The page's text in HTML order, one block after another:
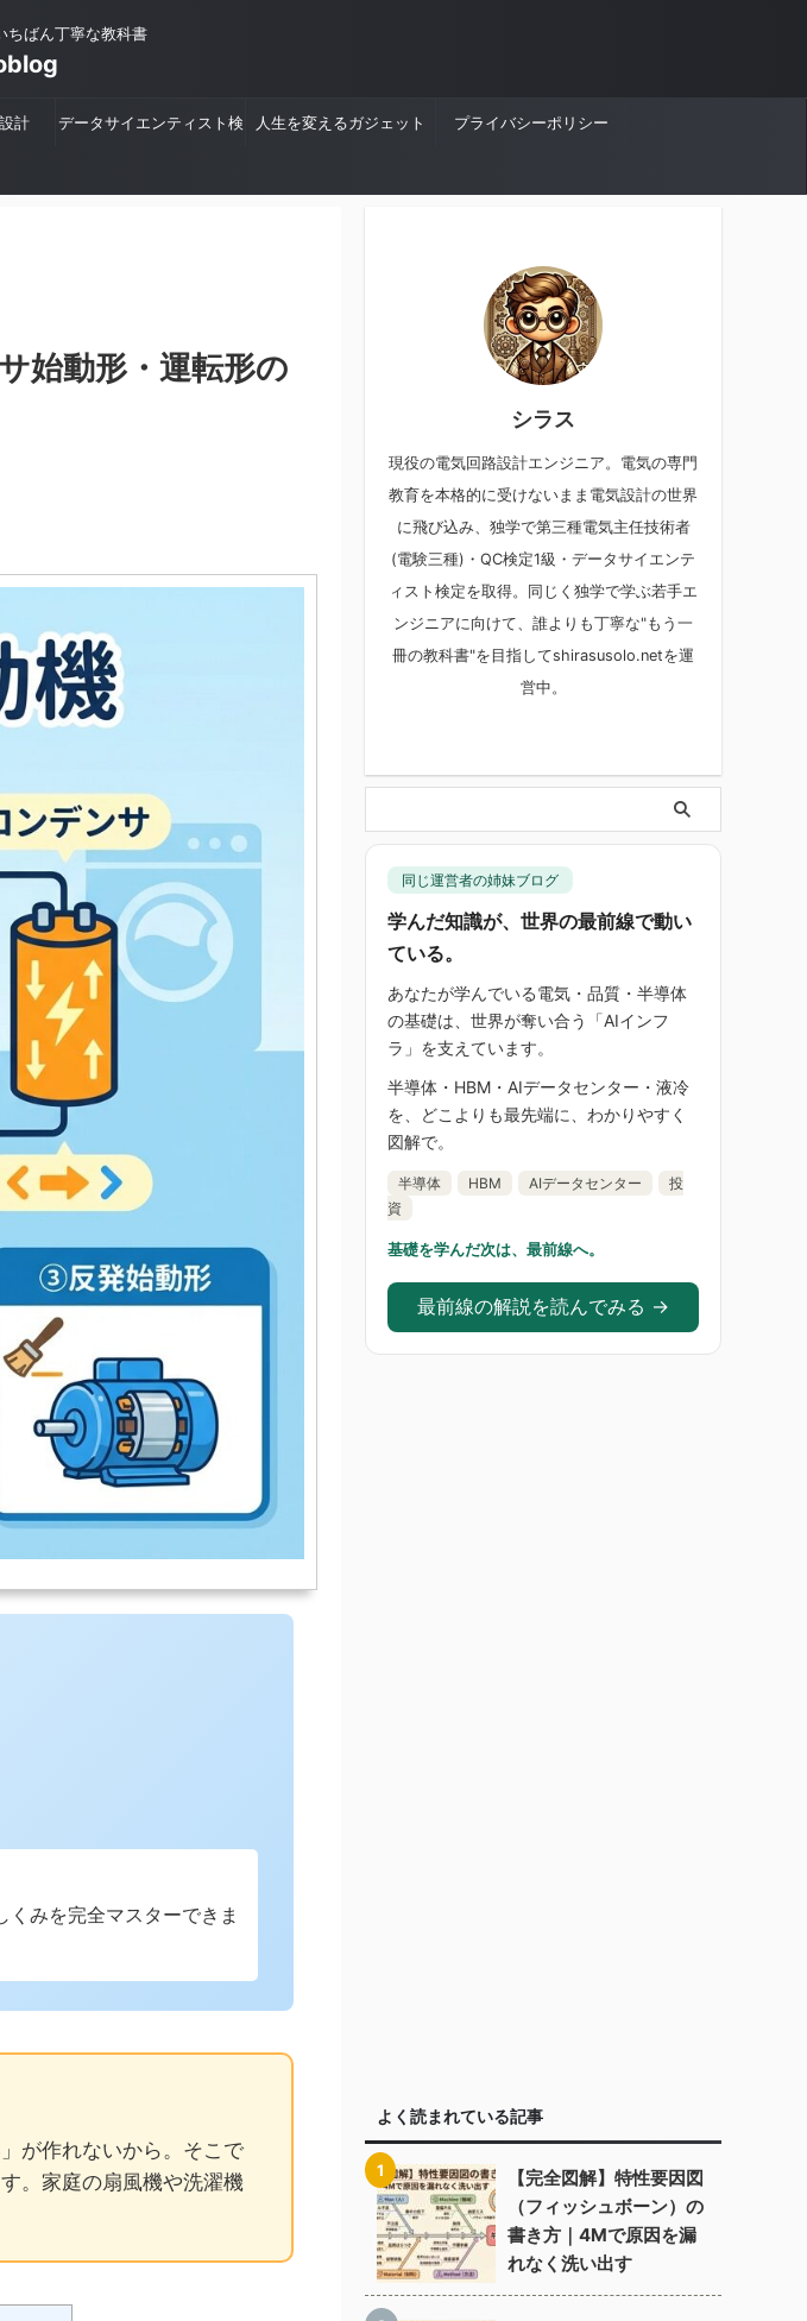
ちばん丁寧な教科書
計 データサイエンティスト検 人生を変えるガジェット プライバシーポリシー
始動形・運転形の
くみを完全マスターできま
が作れないから。そこで
。家庭の扇風機や洗濯機
シラス
現役の電気回路設計エンジニア。電気の専門
教育を本格的に受けないまま電気設計の世界
に飛び込み、独学で第三種電気主任技術者
(電験三種)・QC検定1級・データサイエンテ
ィスト検定を取得。同じく独学で学ぶ若手エ
ンジニアに向けて、誰よりも丁寧な"もう一
冊の教科書"を目指してshirasusolo.netを運
営中。
同じ運営者の姉妹ブログ
学んだ知識が、世界の最前線で動い
ている。
あなたが学んでいる電気・品質・半導体
の基礎は、世界が奪い合う「AIインフ
ラ」を支えています。
半導体・HBM・AIデータセンター・液冷
を、どこよりも最先端に、わかりやすく
図解で。
半導体 HBM AIデータセンター
投
資
基礎を学んだ次は、最前線へ。
最前線の解説を読んでみる →
よく読まれている記事
【完全図解】特性要因図
（フィッシュボーン）の
書き方｜4Mで原因を漏
れなく洗い出す